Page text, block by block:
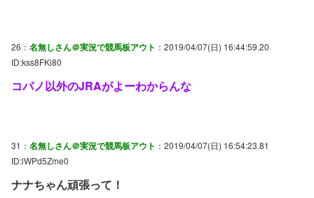
26： 名無しさん＠実況で競馬板アウト ：2019/04/07(日) 16:44:59.20
ID:kss8FKi80
コパノ以外のJRAがよーわからんな
31： 名無しさん＠実況で競馬板アウト ：2019/04/07(日) 16:54:23.81
ID:lWPd5Zme0
ナナちゃん頑張って！